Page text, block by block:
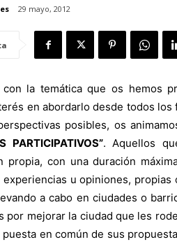
29 mayo, 2012
con la temática que os hemos
en abordarlo desde todos
posibles, os
PARTICIPATIVOS”. Aquellos
propia, con una duración
experiencias u opiniones,
a cabo en ciudades o
por mejorar la ciudad que les
puesta en común de sus